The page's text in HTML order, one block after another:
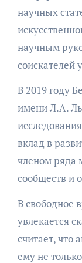
научных
научным
соискателей
В 2019 году
имени Л.А.
вклад в
членом ряда
сообществ и
В свободное
увлекается
считает, что
ему не